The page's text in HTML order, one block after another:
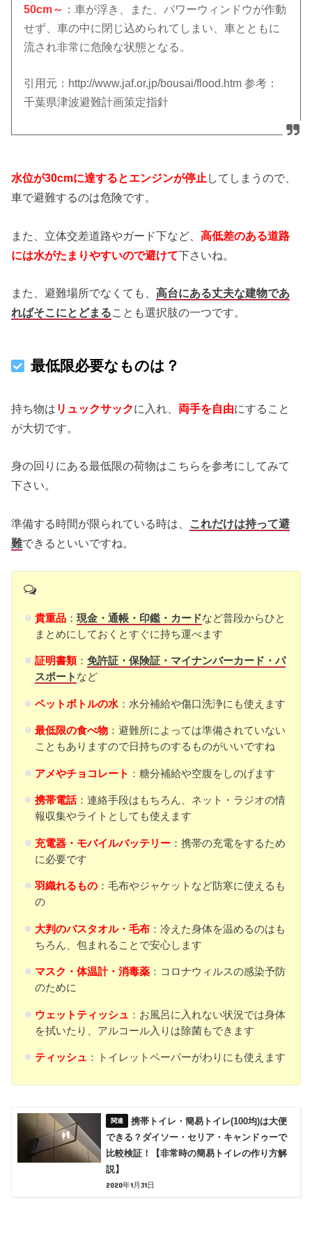
50cm～ ：車が浮き、また、パワーウィンドウが作動
せず、車の中に閉じ込められてしまい、車とともに
流され非常に危険な状態となる。
引用元：http://www.jaf.or.jp/bousai/flood.htm 参考：
千葉県津波避難計画策定指針
水位が30cmに達するとエンジンが停止 してしまうので、
車で避難するのは危険です。
また、立体交差道路やガード下など、高低差のある道路
には水がたまりやすいので避けて下さいね。
また、避難場所でなくても、高台にある丈夫な建物であ
ればそこにとどまることも選択肢の一つです。
最低限必要なものは？
持ち物は リュックサックに入れ、 両手を自由にすること
が大切です。
身の回りにある最低限の荷物はこちらを参考にしてみて
下さい。
準備する時間が限られている時は、 これだけは持って避
難できるといいですね。
貴重品： 現金・通帳・印鑑・カードなど普段からひと
まとめにしておくとすぐに持ち運べます
証明書類： 免許証・保険証・マイナンバーカード・パ
スポート など
ペットボトルの水：水分補給や傷口洗浄にも使えます
最低限の食べ物：避難所によっては準備されていない
こともありますので日持ちのするものがいいですね
アメやチョコレート ：糖分補給や空腹をしのげます
携帯電話：連絡手段はもちろん、ネット・ラジオの情
報収集やライトとしても使えます
充電器・モバイルバッテリー：携帯の充電をするため
に必要です
羽織れるもの：毛布やジャケットなど防寒に使えるも
の
大判のバスタオル・ 毛布：冷えた身体を温めるのはも
ちろん、包まれることで安心します
マスク・体温計・消毒薬：コロナウィルスの感染予防
のために
ウェットティッシュ ：お風呂に入れない状況では身体
を拭いたり、アルコール入りは除菌もできます
ティッシュ ：トイレットペーパーがわりにも使えます
携帯トイレ・簡易トイレ(100均)は大便
できる？ダイソー・セリア・キャンドゥーで
比較検証！【非常時の簡易トイレの作り方解
説】
2020年1月31日